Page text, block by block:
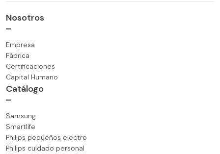
Nosotros
Empresa
Fábrica
Certificaciones
Capital Humano
Catálogo
Samsung
Smartlife
Philips pequeños electro
Philips cuidado personal